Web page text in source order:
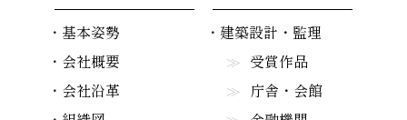
基本姿勢
会社概要
会社沿革
建築設計・監理
受賞作品
庁舎・会館